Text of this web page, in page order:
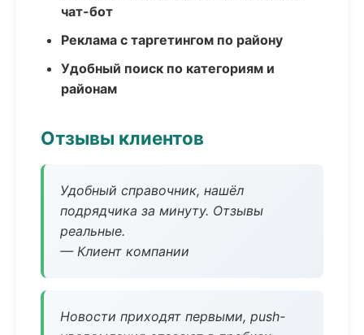
чат-бот
Реклама с таргетингом по району
Удобный поиск по категориям и
районам
Отзывы клиентов
Удобный справочник, нашёл
подрядчика за минуту. Отзывы
реальные.
— Клиент компании
Новости приходят первыми, push-